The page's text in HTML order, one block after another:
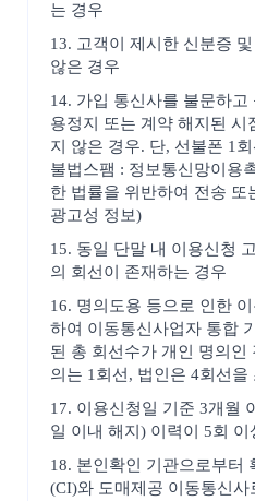
는 경우
13. 고객이 제시한 신분증
않은 경우
14. 가입 통신사를 불문하고
용정지 또는 계약 해지된 시
지 않은 경우. 단, 선불폰 1
불법스팸 : 정보통신망이용
한 법률을 위반하여 전송 또
광고성 정보)
15. 동일 단말 내 이용신청
의 회선이 존재하는 경우
16. 명의도용 등으로 인한
하여 이동통신사업자 통합
된 총 회선수가 개인 명의인
의는 1회선, 법인은 4회선
17. 이용신청일 기준 3개월
일 이내 해지) 이력이 5회 이
18. 본인확인 기관으로부터
(CI)와 도매제공 이동통신사